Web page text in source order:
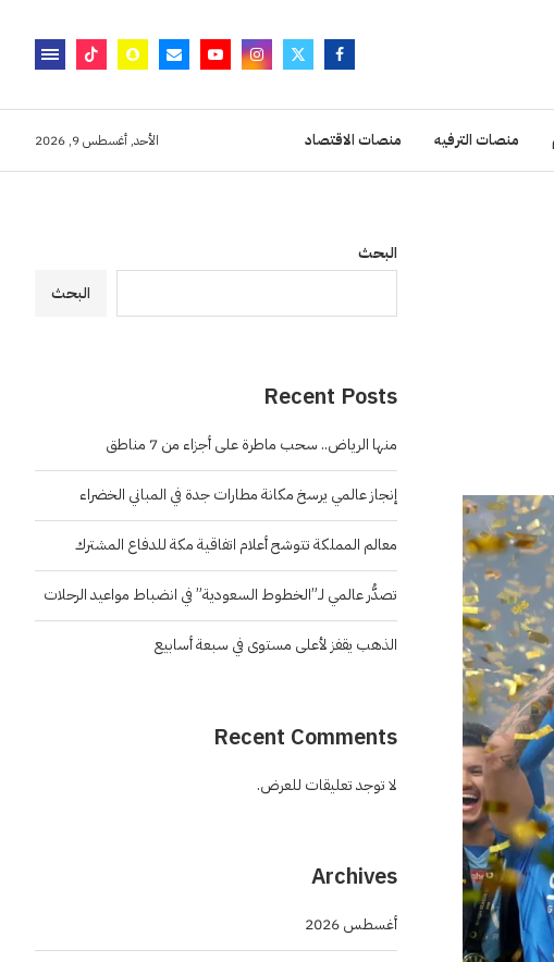
منصات الترفيه منصات الاقتصاد الأحد, أغسطس 9, 2026
البحث
البحث
Recent Posts
منها الرياض.. سحب ماطرة على أجزاء من 7 مناطق
إنجاز عالمي يرسخ مكانة مطارات جدة في المباني الخضراء
معالم المملكة تتوشح أعلام اتفاقية مكة للدفاع المشترك
تصدُّر عالمي لـ”الخطوط السعودية” في انضباط مواعيد الرحلات
الذهب يقفز لأعلى مستوى في سبعة أسابيع
Recent Comments
لا توجد تعليقات للعرض.
Archives
أغسطس 2026